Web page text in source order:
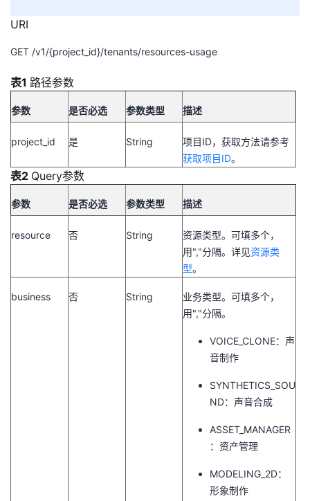
的
博
客
我
的
论
我
的
子
我
直
的
我
URI
GET /v1/{project_id}/tenants/resources-usage
表1 路径参数
参数 是否必选 参数类型 描述
project_id 是 String
项目ID，获取方法请参考
获取项目ID。
表2 Query参数
参数 是否必选 参数类型 描述
resource 否 String
资源类型。可填多个，
用","分隔。详见资源类
型。
business 否 String
业务类型。可填多个，
用","分隔。
VOICE_CLONE：声
音制作
SYNTHETICS_SOU
ND：声音合成
ASSET_MANAGER
：资产管理
MODELING_2D：
形象制作